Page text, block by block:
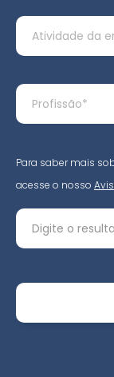
Para saber mais
acesse o nosso